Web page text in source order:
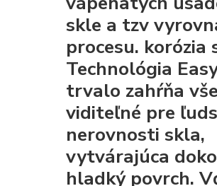
skle a tzv
procesu. korózia
Technológia
trvalo zahŕňa
viditeľné pre
nerovnosti skla,
vytvárajúca
hladký povrch.